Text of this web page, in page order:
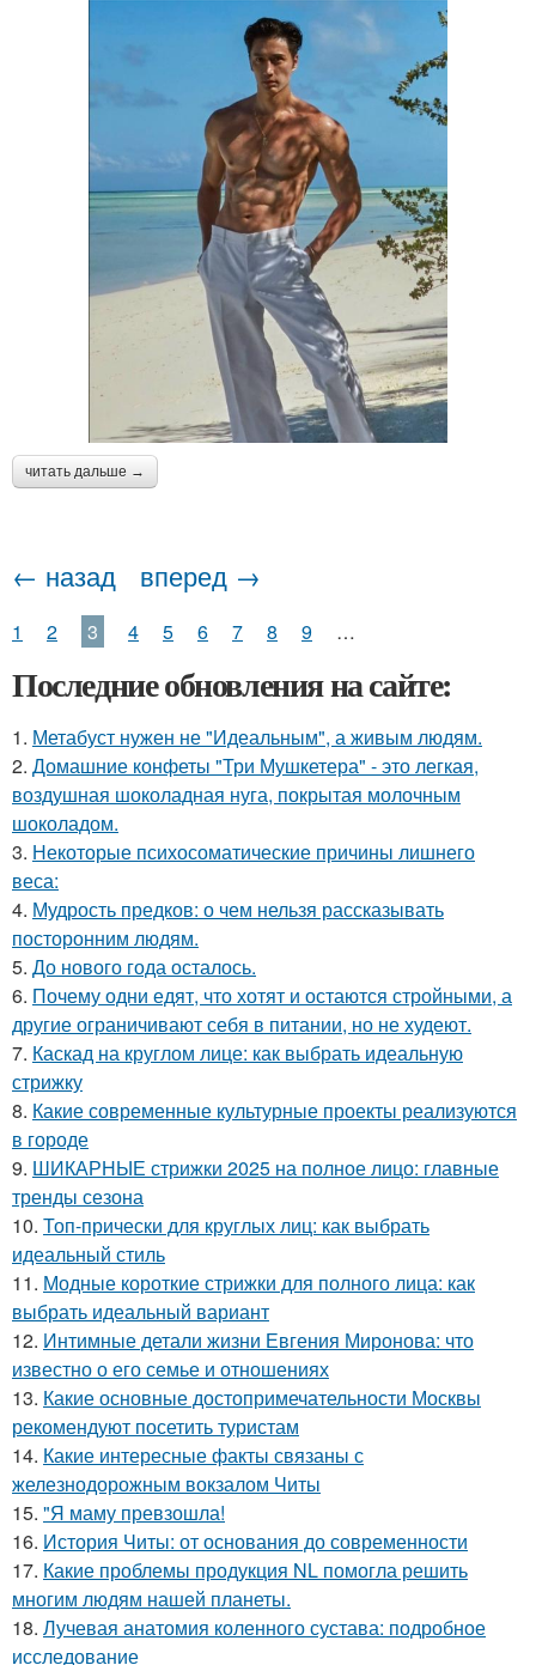
читать дальше →
← назад вперед →
1 2 3 4 5 6 7 8 9 …
Последние обновления на сайте:
1. Метабуст нужен не "Идеальным", а живым людям.
2. Домашние конфеты "Три Мушкетера" - это легкая,
воздушная шоколадная нуга, покрытая молочным
шоколадом.
3. Некоторые психосоматические причины лишнего
веса:
4. Мудрость предков: о чем нельзя рассказывать
посторонним людям.
5. До нового года осталось.
6. Почему одни едят, что хотят и остаются стройными, а
другие ограничивают себя в питании, но не худеют.
7. Каскад на круглом лице: как выбрать идеальную
стрижку
8. Какие современные культурные проекты реализуются
в городе
9. ШИКАРНЫЕ стрижки 2025 на полное лицо: главные
тренды сезона
10. Топ-прически для круглых лиц: как выбрать
идеальный стиль
11. Модные короткие стрижки для полного лица: как
выбрать идеальный вариант
12. Интимные детали жизни Евгения Миронова: что
известно о его семье и отношениях
13. Какие основные достопримечательности Москвы
рекомендуют посетить туристам
14. Какие интересные факты связаны с
железнодорожным вокзалом Читы
15. "Я маму превзошла!
16. История Читы: от основания до современности
17. Какие проблемы продукция NL помогла решить
многим людям нашей планеты.
18. Лучевая анатомия коленного сустава: подробное
исследование